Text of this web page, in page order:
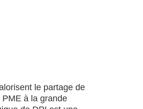
le partage de
à la grande